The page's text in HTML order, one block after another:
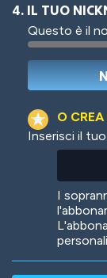
Woof
4. IL TUO
Questo è il
O
Inserisci il
I